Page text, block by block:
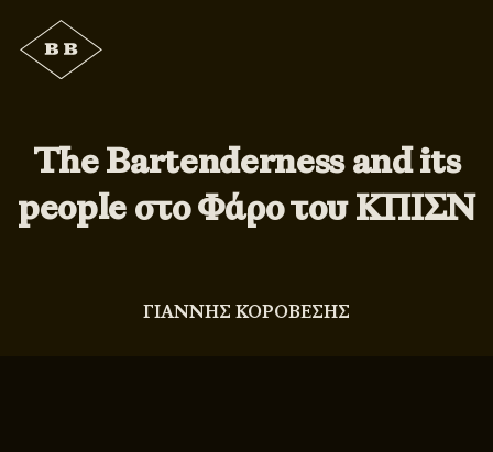
The Bartenderness and its
people στο Φάρο του ΚΠΙΣΝ
ΓΙΑΝΝΗΣ ΚΟΡΟΒΕΣΗΣ